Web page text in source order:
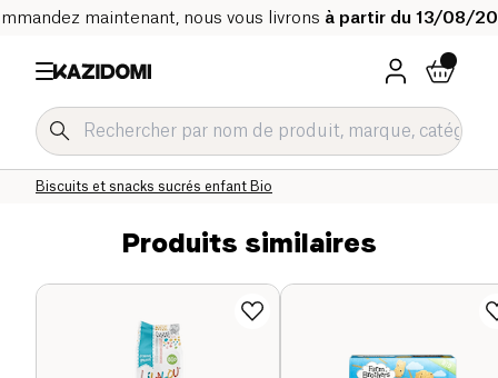
maintenant, nous vous livrons à partir du 13/08/
Biscuits et snacks sucrés enfant Bio
Alimentation Enfant Bio
Bébé & Enfant
Accueil
Produits similaires